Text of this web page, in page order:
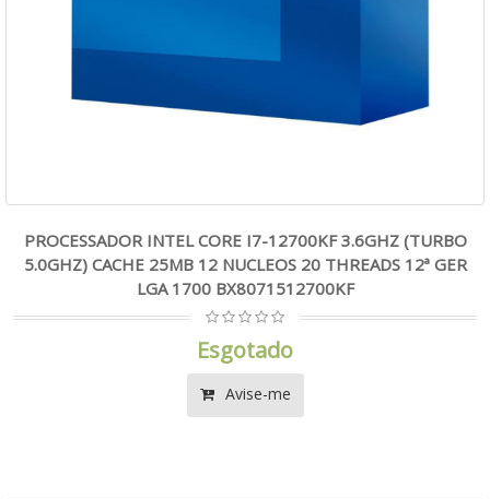
PROCESSADOR INTEL CORE I7-12700KF 3.6GHZ (TURBO
5.0GHZ) CACHE 25MB 12 NUCLEOS 20 THREADS 12ª GER
LGA 1700 BX8071512700KF
Esgotado
Avise-me